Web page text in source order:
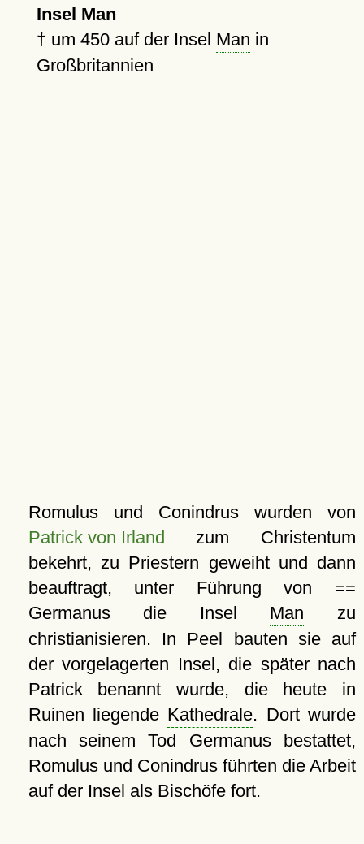
Insel Man
† um 450auf der Insel Man in
Großbritannien
Romulus und Conindrus wurden von
Patrick von Irland zum Christentum
bekehrt, zu Priestern geweiht und dann
beauftragt, unter Führung von ==
Germanus die Insel Man zu
christianisieren. In Peel bauten sie auf
der vorgelagerten Insel, die später nach
Patrick benannt wurde, die heute in
Ruinen liegende Kathedrale. Dort wurde
nach seinem Tod Germanus bestattet,
Romulus und Conindrus führten die Arbeit
auf der Insel als Bischöfe fort.